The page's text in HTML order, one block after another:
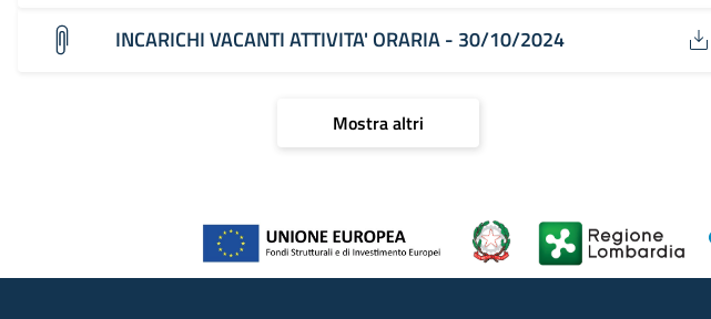
INCARICHI VACANTI ATTIVITA' ORARIA - 30/10/2024
Mostra altri